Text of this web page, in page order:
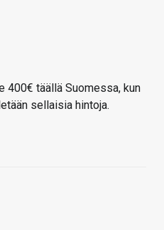
400€ täällä Suomessa, kun
sellaisia hintoja.